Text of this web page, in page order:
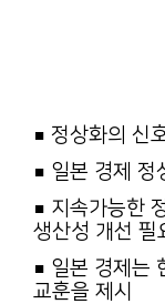
■ 정상화의 신
■ 일본 경제 정
■ 지속가능한
생산성 개선 필
■ 일본 경제는
교훈을 제시